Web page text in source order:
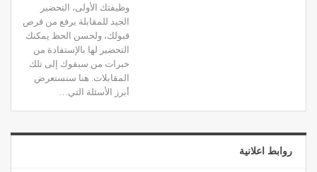
وظيفتك الأولى، التحضير
الجيد للمقابلة يرفع من فرص
قبولك، ولحسن الحظ يمكنك
التحضير لها بالإستفادة من
خبرات من سبقوك إلى تلك
المقابلات. هنا سنستعرض
أبرز الأسئلة التي…
روابط اعلانية